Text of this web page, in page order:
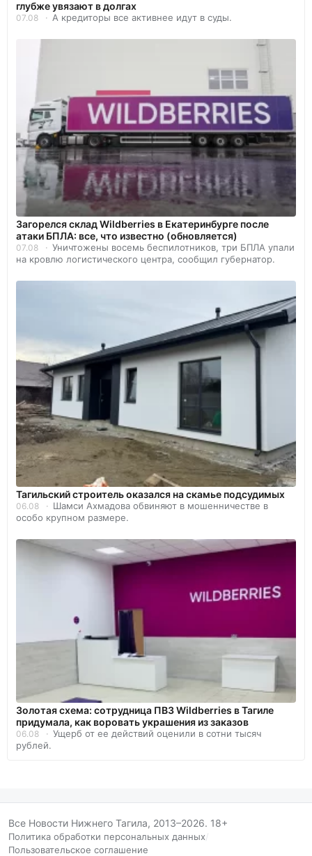
глубже увязают в долгах
07.08 А кредиторы все активнее идут в суды.
Загорелся склад Wildberries в Екатеринбурге после
атаки БПЛА: все, что известно (обновляется)
07.08
Уничтожены восемь беспилотников, три БПЛА упали
на кровлю логистического центра, сообщил губернатор.
Тагильский строитель оказался на скамье подсудимых
06.08
Шамси Ахмадова обвиняют в мошенничестве в
особо крупном размере.
Золотая схема: сотрудница ПВЗ Wildberries в Тагиле
придумала, как воровать украшения из заказов
06.08
Ущерб от ее действий оценили в сотни тысяч
рублей.
Все Новости Нижнего Тагила, 2013–2026. 18+
Политика обработки персональных данных/
Пользовательское соглашение